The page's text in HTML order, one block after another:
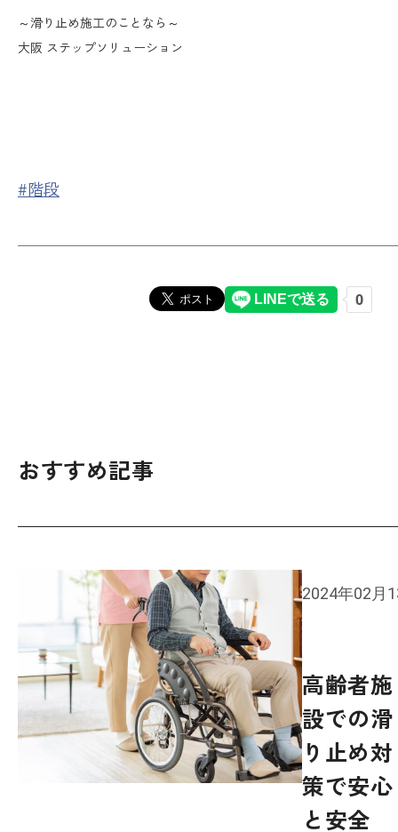
～滑り止め施工のことなら～
大阪 ステップソリューション
#階段
おすすめ記事
2024年02月
高齢者施
設での滑
り止め対
策で安心
と安全